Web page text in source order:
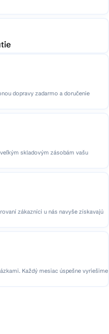
dopravy zadarmo a doručenie
skladovým zásobám vašu
zákazníci u nás navyše získavajú
Každý mesiac úspešne vyriešime